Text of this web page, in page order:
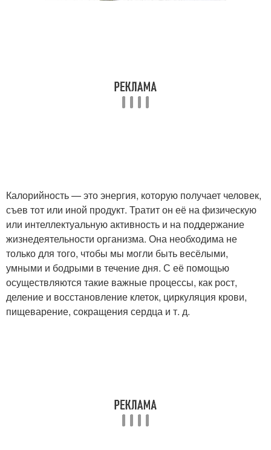
Калорийность — это энергия, которую получает человек,
съев тот или иной продукт. Тратит он её на физическую
или интеллектуальную активность и на поддержание
жизнедеятельности организма. Она необходима не
только для того, чтобы мы могли быть весёлыми,
умными и бодрыми в течение дня. С её помощью
осуществляются такие важные процессы, как рост,
деление и восстановление клеток, циркуляция крови,
пищеварение, сокращения сердца и т. д.